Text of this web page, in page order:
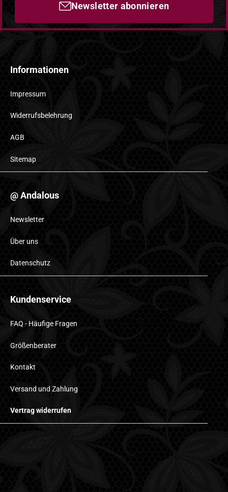
Newsletter abonnieren
Informationen
Impressum
Widerrufsbelehrung
AGB
Sitemap
@ Andalous
Newsletter
Über uns
Datenschutz
Kundenservice
FAQ - Häufige Fragen
Größenberater
Kontakt
Versand und Zahlung
Vertrag widerrufen